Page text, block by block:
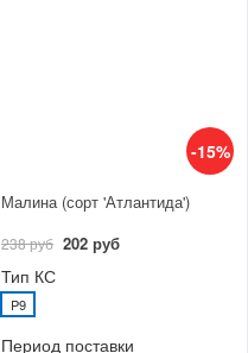
-15%
Малина (сорт 'Атлантида')
238 руб 202 руб
Тип КС
P9
Период поставки